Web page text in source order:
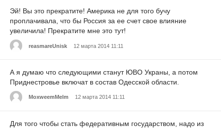
Эй! Вы это прекратите! Америка не для того бучу
проплачивала, что бы Россия за ее счет свое влияние
увеличила! Прекратите мне это тут!
reasmareUnisk 12 марта 2014 11:11
А я думаю что следующими станут ЮВО Украны, а потом
Приднестровье включат в состав Одесской области.
MoxweemMelm 12 марта 2014 11:11
Для того чтобы стать федеративным государством, надо из